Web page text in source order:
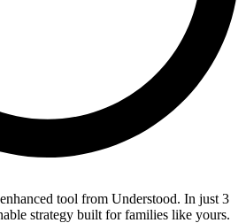
tool from Understood. In just 3
strategy built for families like yours.